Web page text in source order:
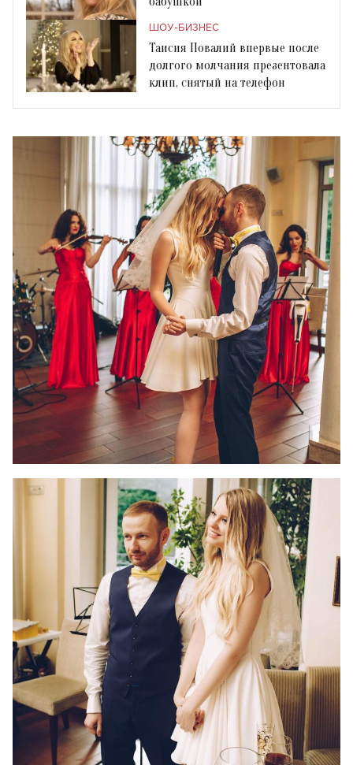
ШОУ-БИЗНЕС
Таисия Повалий впервые после
долгого молчания презентовала
клип, снятый на телефон